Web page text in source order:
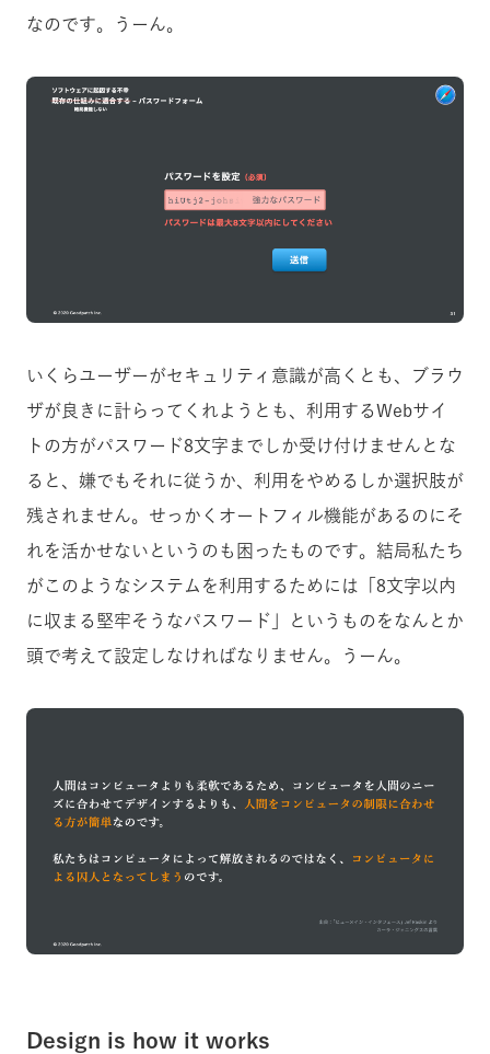
なのです。うーん。
いくらユーザーがセキュリティ意識が高くとも、ブラウ
ザが良きに計らってくれようとも、利用するWebサイ
トの方がパスワード8文字までしか受け付けませんとな
ると、嫌でもそれに従うか、利用をやめるしか選択肢が
残されません。せっかくオートフィル機能があるのにそ
れを活かせないというのも困ったものです。結局私たち
がこのようなシステムを利用するためには「8文字以内
に収まる堅牢そうなパスワード」というものをなんとか
頭で考えて設定しなければなりません。うーん。
Design is how it works